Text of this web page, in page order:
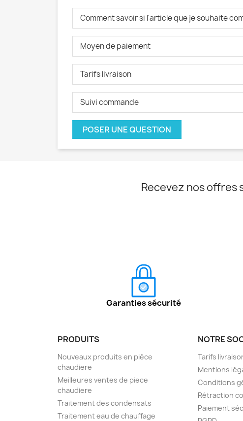
Comment savoir si l'article que je souhaite
Moyen de paiement
Tarifs livraison
Suivi commande
POSER UNE QUESTION
Recevez nos offres
Garanties sécurité
PRODUITS
Nouveaux produits en pièce
chaudiere
Meilleures ventes de piece
chaudiere
Traitement des condensats
Traitement eau de chauffage
NOTRE
Tarifs
Mentions
Conditions
Rétraction
Paiement